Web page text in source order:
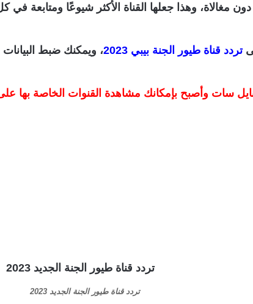
مغالاة، وهذا جعلها القناة الأكثر شيوعًا ومتابعة في
تردد قناة طيور الجنة بيبي 2023 ، ويمكنك ضبط
سات وأصبح بإمكانك مشاهدة القنوات الخاصة
تردد قناة طيور الجنة الجديد 2023